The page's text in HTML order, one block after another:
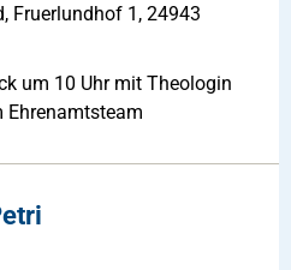
Fruerlundhof 1, 24943
um 10 Uhr mit Theologin
Ehrenamtsteam